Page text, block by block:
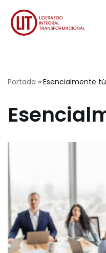
Saltar
Portada » Esencialmente tú